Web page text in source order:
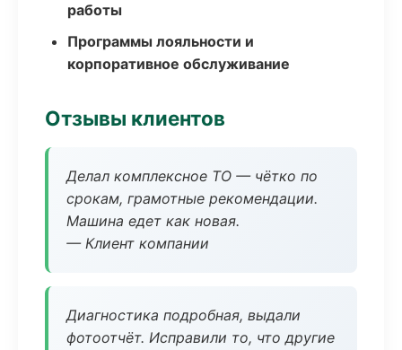
работы
Программы лояльности и
корпоративное обслуживание
Отзывы клиентов
Делал комплексное ТО — чётко по
срокам, грамотные рекомендации.
Машина едет как новая.
— Клиент компании
Диагностика подробная, выдали
фотоотчёт. Исправили то, что другие